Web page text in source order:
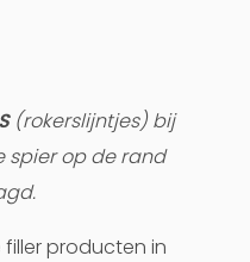
(rokerslijntjes) bij
spier op de rand
producten in